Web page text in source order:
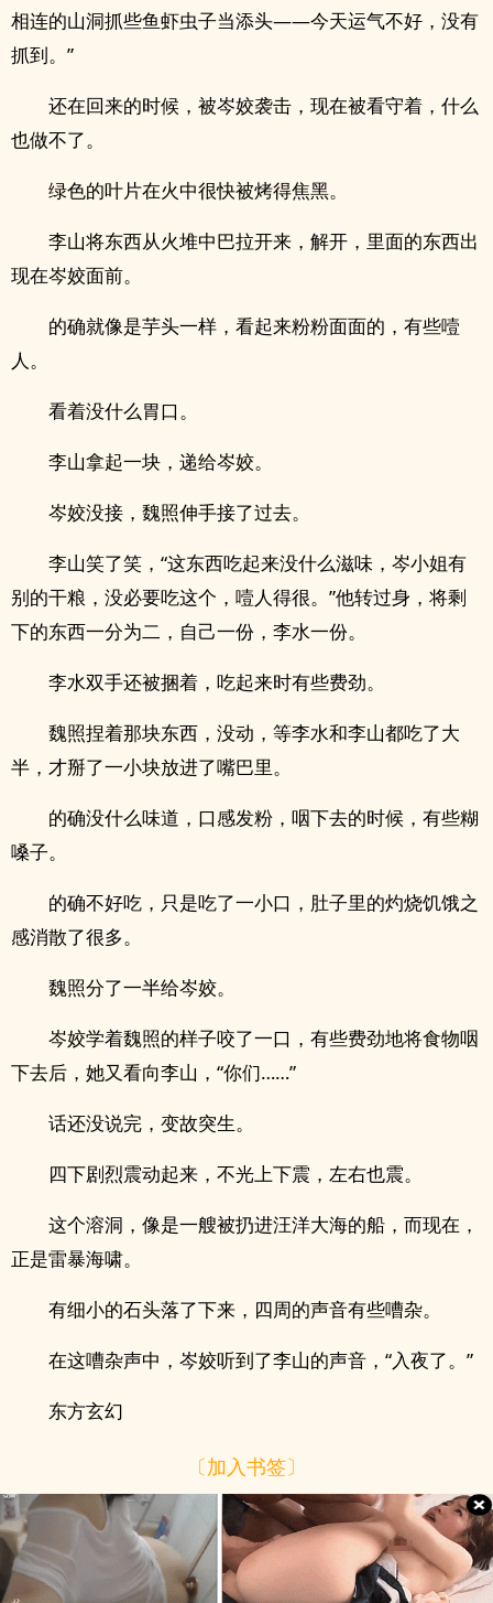
相连的山洞抓些鱼虾虫子当添头——今天运气不好，没有
抓到。”
还在回来的时候，被岑姣袭击，现在被看守着，什么
也做不了。
绿色的叶片在火中很快被烤得焦黑。
李山将东西从火堆中巴拉开来，解开，里面的东西出
现在岑姣面前。
的确就像是芋头一样，看起来粉粉面面的，有些噎
人。
看着没什么胃口。
李山拿起一块，递给岑姣。
岑姣没接，魏照伸手接了过去。
李山笑了笑，“这东西吃起来没什么滋味，岑小姐有
别的干粮，没必要吃这个，噎人得很。”他转过身，将剩
下的东西一分为二，自己一份，李水一份。
李水双手还被捆着，吃起来时有些费劲。
魏照捏着那块东西，没动，等李水和李山都吃了大
半，才掰了一小块放进了嘴巴里。
的确没什么味道，口感发粉，咽下去的时候，有些糊
嗓子。
的确不好吃，只是吃了一小口，肚子里的灼烧饥饿之
感消散了很多。
魏照分了一半给岑姣。
岑姣学着魏照的样子咬了一口，有些费劲地将食物咽
下去后，她又看向李山，“你们……”
话还没说完，变故突生。
四下剧烈震动起来，不光上下震，左右也震。
这个溶洞，像是一艘被扔进汪洋大海的船，而现在，
正是雷暴海啸。
有细小的石头落了下来，四周的声音有些嘈杂。
在这嘈杂声中，岑姣听到了李山的声音，“入夜了。”
东方玄幻
〔加入书签〕